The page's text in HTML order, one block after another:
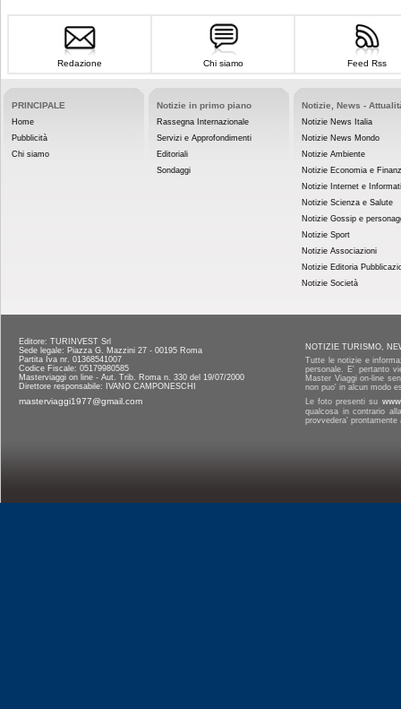
Redazione Chi siamo Feed Rss
PRINCIPALE
Home
Pubblicità
Chi siamo
Notizie in primo piano
Rassegna Internazionale
Servizi e Approfondimenti
Editoriali
Sondaggi
Notizie, News -
Notizie News Italia
Notizie News Mondo
Notizie Ambiente
Notizie Economia e
Notizie Internet e
Notizie Scienza e Salute
Notizie Gossip e
Notizie Sport
Notizie Associazioni
Notizie Editoria
Notizie Società
Editore: TURINVEST Srl
Sede legale: Piazza G. Mazzini 27 - 00195 Roma
Partita Iva nr. 01368541007
Codice Fiscale: 05179980585
Masterviaggi on line - Aut. Trib. Roma n. 330 del 19/07/2000
Direttore responsabile: IVANO CAMPONESCHI
masterviaggi1977@gmail.com
NOTIZIE TURISMO,
Tutte le notizie e
personale. E' pertanto
Master Viaggi on-line
non puo' in alcun modo
Le foto presenti su
qualcosa in contrario
provvedera'